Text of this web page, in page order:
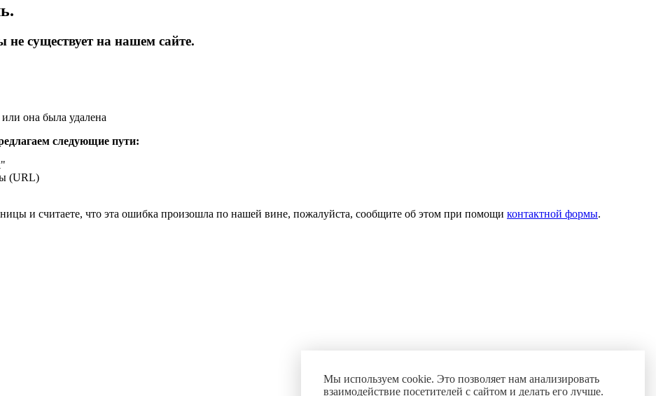
существует на нашем сайте.
она была удалена
следующие пути:
(URL)
и считаете, что эта ошибка произошла по нашей вине, пожалуйста, сообщите об этом при помощи контактной формы.
Мы используем cookie. Это позволяет нам анализировать
взаимодействие посетителей с сайтом и делать его лучше.